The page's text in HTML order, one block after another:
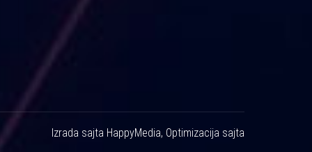
Izrada sajta HappyMedia, Optimizacija sajta